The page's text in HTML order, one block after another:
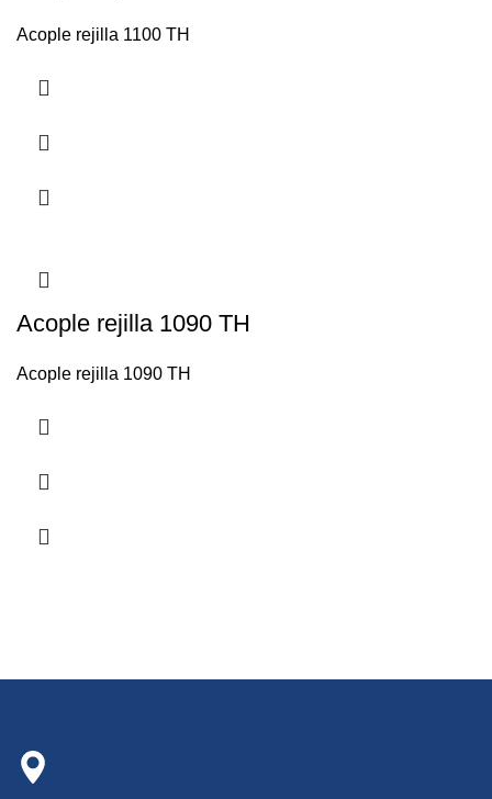
Acople rejilla 1100 TH
Acople rejilla 1090 TH
Acople rejilla 1090 TH